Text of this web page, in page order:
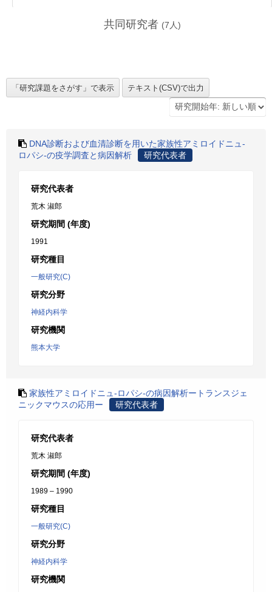
共同研究者 (7 人)
DNA診断および血清診断を用いた家族性アミロイドニュ-
ロパシ-の疫学調査と病因解析
研究代表者
研究代表者
荒木 淑郎
研究期間 (年度)
1991
研究種目
一般研究(C)
研究分野
神経内科学
研究機関
熊本大学
家族性アミロイドニュ-ロパシ-の病因解析ートランスジェ
ニックマウスの応用ー
研究代表者
研究代表者
荒木 淑郎
研究期間 (年度)
1989 – 1990
研究種目
一般研究(C)
研究分野
神経内科学
研究機関